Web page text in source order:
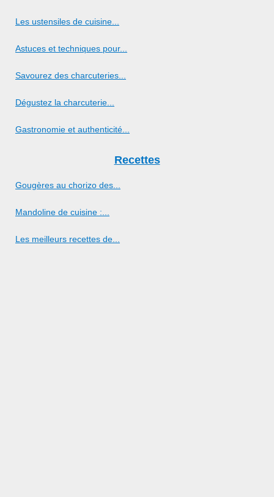
Les ustensiles de cuisine...
Astuces et techniques pour...
Savourez des charcuteries...
Dégustez la charcuterie...
Gastronomie et authenticité...
Recettes
Gougères au chorizo des...
Mandoline de cuisine :...
Les meilleurs recettes de...